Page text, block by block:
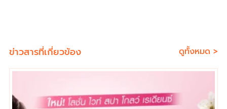
ข่าวสารที่เกี่ยวข้อง ดูทั้งหมด >